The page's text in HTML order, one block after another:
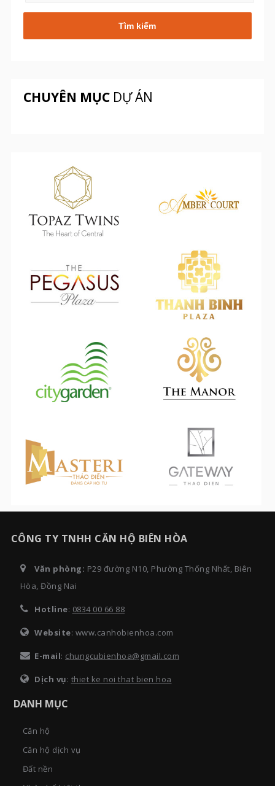
CHUYÊN MỤCDỰ ÁN
CÔNG TY TNHH CĂN HỘ BIÊN HÒA
Văn phòng: P29 đường N10, Phường Thống Nhất, Biên
Hòa, Đồng Nai
Hotline: 0834 00 66 88
Website: www.canhobienhoa.com
E-mail: chungcubienhoa@gmail.com
Dịch vụ: thiet ke noi that bien hoa
DANH MỤC
Căn hộ
Căn hộ dịch vụ
Đất nền